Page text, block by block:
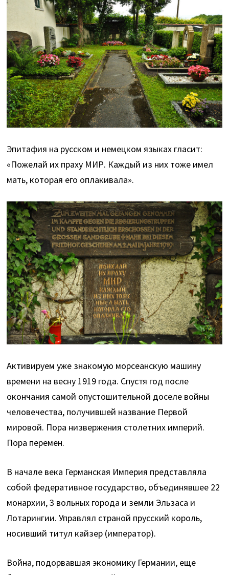
Эпитафия на русском и немецком языках гласит:
«Пожелай их праху МИР. Каждый из них тоже имел
мать, которая его оплакивала».
Активируем уже знакомую морсеанскую машину
времени на весну 1919 года. Спустя год после
окончания самой опустошительной доселе войны
человечества, получившей название Первой
мировой. Пора низвержения столетних империй.
Пора перемен.
В начале века Германская Империя представляла
собой федеративное государство, объединявшее 22
монархии, 3 вольных города и земли Эльзаса и
Лотарингии. Управлял страной прусский король,
носивший титул кайзер (император).
Война, подорвавшая экономику Германии, еще